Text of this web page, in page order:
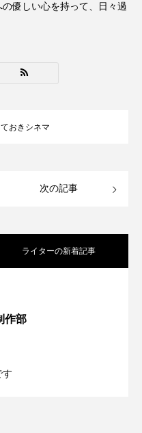
きてみで東北
き台中学校
み
優しい心を持って、日々過
おきシネマ
次の記事
ライターの新着記事
作部
す